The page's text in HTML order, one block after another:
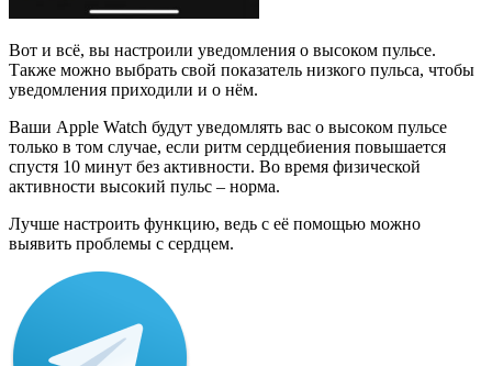
Вот и всё, вы настроили уведомления о высоком пульсе.
Также можно выбрать свой показатель низкого пульса, чтобы
уведомления приходили и о нём.
Ваши Apple Watch будут уведомлять вас о высоком пульсе
только в том случае, если ритм сердцебиения повышается
спустя 10 минут без активности. Во время физической
активности высокий пульс – норма.
Лучше настроить функцию, ведь с её помощью можно
выявить проблемы с сердцем.